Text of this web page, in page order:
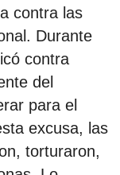
contra las
Durante
contra
del
para el
excusa, las
torturaron,